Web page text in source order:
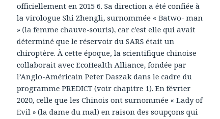
officiellement en 2015 6. Sa direction a été confiée à
la virologue Shi Zhengli, surnommée « Batwo- man
» (la femme chauve-souris), car c’est elle qui avait
déterminé que le réservoir du SARS était un
chiroptère. À cette époque, la scientifique chinoise
collaborait avec EcoHealth Alliance, fondée par
l’Anglo-Américain Peter Daszak dans le cadre du
programme PREDICT (voir chapitre 1). En février
2020, celle que les Chinois ont surnommée « Lady of
Evil » (la dame du mal) en raison des soupçons qui